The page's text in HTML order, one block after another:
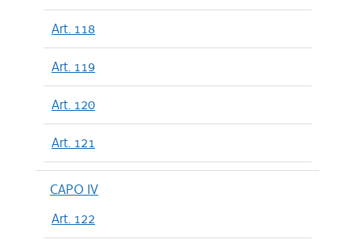
Art. 118
Art. 119
Art. 120
Art. 121
CAPO IV
Art. 122